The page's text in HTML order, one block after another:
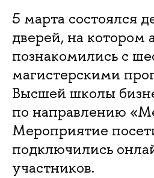
5 марта состоялся
дверей, на котором
познакомились с
магистерскими
Высшей школы
по направлению
Мероприятие
подключились
участников.